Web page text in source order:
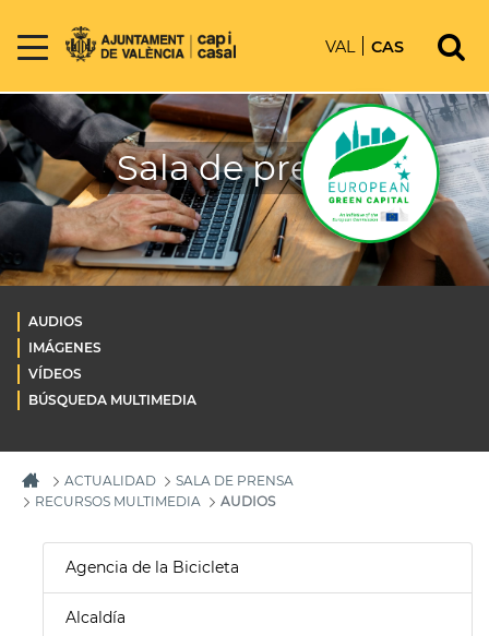
VAL CAS
Sala de prensa
AUDIOS
IMÁGENES
VÍDEOS
BÚSQUEDA MULTIMEDIA
ACTUALIDAD
SALA DE PRENSA
RECURSOS MULTIMEDIA
AUDIOS
Agencia de la Bicicleta
Alcaldía